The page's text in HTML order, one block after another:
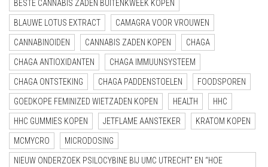
BESTE CANNABIS ZADEN BUITENKWEEK KOPEN
BLAUWE LOTUS EXTRACT CAMAGRA VOOR VROUWEN
CANNABINOIDEN CANNABIS ZADEN KOPEN CHAGA
CHAGA ANTIOXIDANTEN CHAGA IMMUUNSYSTEEM
CHAGA ONTSTEKING CHAGA PADDENSTOELEN FOODSPOREN
GOEDKOPE FEMINIZED WIETZADEN KOPEN HEALTH HHC
HHC GUMMIES KOPEN JETFLAME AANSTEKER KRATOM KOPEN
MCMYCRO MICRODOSING
NIEUW ONDERZOEK PSILOCYBINE BIJ UMC UTRECHT” EN “HOE